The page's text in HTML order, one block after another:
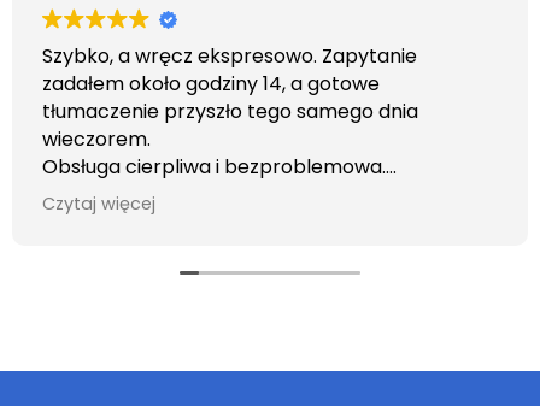
Szybko, a wręcz ekspresowo. Zapytanie
zadałem około godziny 14, a gotowe
tłumaczenie przyszło tego samego dnia
wieczorem.
Obsługa cierpliwa i bezproblemowa.
Otrzymałem wszelkie informacje i porady jaka
usługa będzie dla mnie najlepsza. Faktura także
Czytaj więcej